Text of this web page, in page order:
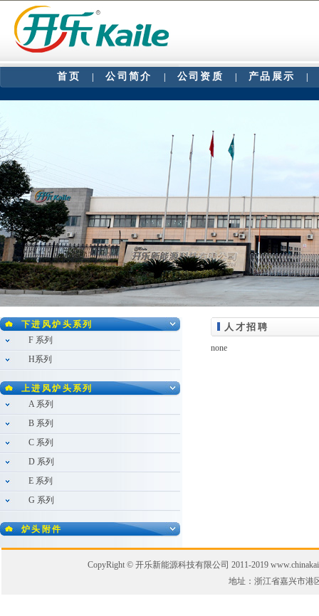
首页 |公司简介 公司资质 产品展示
下进风炉头系列
F 系列
H系列
上进风炉头系列
A 系列
B 系列
C 系列
D 系列
E 系列
G 系列
炉头附件
人才招聘
none
CopyRight © 开乐新能源科技有限公司 2011-2019
地址：浙江省嘉兴市港